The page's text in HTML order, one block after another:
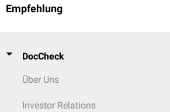
Empfehlung
DocCheck
Über Uns
Investor Relations